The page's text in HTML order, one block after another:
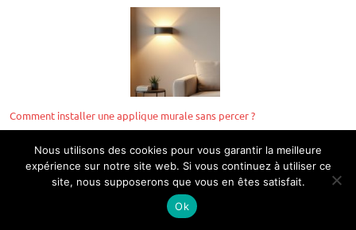
Comment installer une applique murale sans percer ?
Rubriques
Nous utilisons des cookies pour vous garantir la meilleure
expérience sur notre site web. Si vous continuez à utiliser ce
site, nous supposerons que vous en êtes satisfait.
Ok